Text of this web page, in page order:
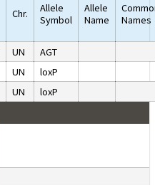
Chr.
Allele
Symbol
Allele
Name
Names
UN
AGT
UN
loxP
UN loxP